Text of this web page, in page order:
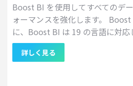
Boost BI を使用してすべてのデ
ォーマンスを強化します。
に、Boost BI は 19 の言語に対応
詳しく見る